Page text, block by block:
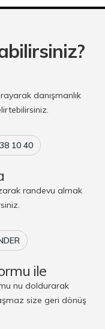
danışmanlık
10 40
randevu almak
ile
nu doldurarak
size geri dönüş